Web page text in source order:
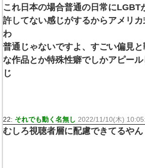
これ日本の場合普通の日常にLGBT
許してない感じがするからアメリカ
わ
普通じゃないですよ、すごい偏見
な作品とか特殊性癖でしかアピー
じ
22: それでも動く名無し 2022/11/10(木)
むしろ視聴者層に配慮できてるやん